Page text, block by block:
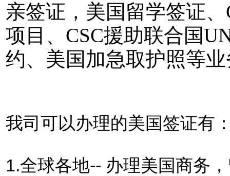
亲签证，美国留学签证
项目、CSC援助联合国
约、美国加急取护照等
我司可以办理的美国签证有
1.全球各地-- 办理美国商务